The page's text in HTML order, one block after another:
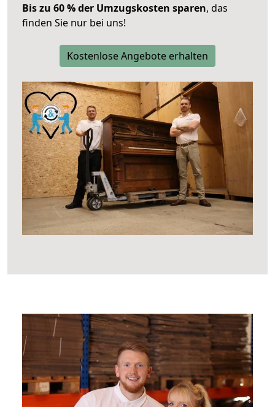
Bis zu 60 % der Umzugskosten sparen, das
finden Sie nur bei uns!
Kostenlose Angebote erhalten